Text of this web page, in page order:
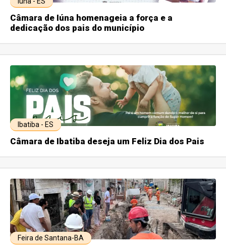
Câmara de Iúna homenageia a força e a
dedicação dos pais do município
Ibatiba - ES
Câmara de Ibatiba deseja um Feliz Dia dos Pais
Feira de Santana-BA